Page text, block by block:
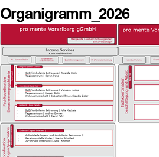
Organigramm_2026